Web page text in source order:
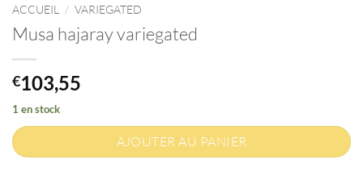
ACCUEIL / VARIEGATED
Musa hajaray variegated
€103,55
1 en stock
AJOUTER AU PANIER